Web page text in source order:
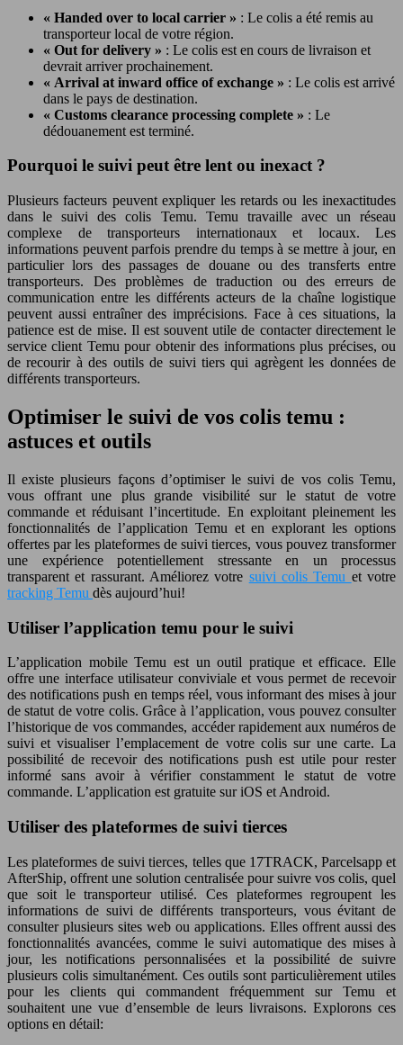
« Handed over to local carrier » : Le colis a été remis au
transporteur local de votre région.
« Out for delivery » : Le colis est en cours de livraison et
devrait arriver prochainement.
« Arrival at inward office of exchange » : Le colis est arrivé
dans le pays de destination.
« Customs clearance processing complete » : Le
dédouanement est terminé.
Pourquoi le suivi peut être lent ou inexact ?
Plusieurs facteurs peuvent expliquer les retards ou les inexactitudes
dans le suivi des colis Temu. Temu travaille avec un réseau
complexe de transporteurs internationaux et locaux. Les
informations peuvent parfois prendre du temps à se mettre à jour, en
particulier lors des passages de douane ou des transferts entre
transporteurs. Des problèmes de traduction ou des erreurs de
communication entre les différents acteurs de la chaîne logistique
peuvent aussi entraîner des imprécisions. Face à ces situations, la
patience est de mise. Il est souvent utile de contacter directement le
service client Temu pour obtenir des informations plus précises, ou
de recourir à des outils de suivi tiers qui agrègent les données de
différents transporteurs.
Optimiser le suivi de vos colis temu :
astuces et outils
Il existe plusieurs façons d’optimiser le suivi de vos colis Temu,
vous offrant une plus grande visibilité sur le statut de votre
commande et réduisant l’incertitude. En exploitant pleinement les
fonctionnalités de l’application Temu et en explorant les options
offertes par les plateformes de suivi tierces, vous pouvez transformer
une expérience potentiellement stressante en un processus
transparent et rassurant. Améliorez votre suivi colis Temu et votre
tracking Temu dès aujourd’hui!
Utiliser l’application temu pour le suivi
L’application mobile Temu est un outil pratique et efficace. Elle
offre une interface utilisateur conviviale et vous permet de recevoir
des notifications push en temps réel, vous informant des mises à jour
de statut de votre colis. Grâce à l’application, vous pouvez consulter
l’historique de vos commandes, accéder rapidement aux numéros de
suivi et visualiser l’emplacement de votre colis sur une carte. La
possibilité de recevoir des notifications push est utile pour rester
informé sans avoir à vérifier constamment le statut de votre
commande. L’application est gratuite sur iOS et Android.
Utiliser des plateformes de suivi tierces
Les plateformes de suivi tierces, telles que 17TRACK, Parcelsapp et
AfterShip, offrent une solution centralisée pour suivre vos colis, quel
que soit le transporteur utilisé. Ces plateformes regroupent les
informations de suivi de différents transporteurs, vous évitant de
consulter plusieurs sites web ou applications. Elles offrent aussi des
fonctionnalités avancées, comme le suivi automatique des mises à
jour, les notifications personnalisées et la possibilité de suivre
plusieurs colis simultanément. Ces outils sont particulièrement utiles
pour les clients qui commandent fréquemment sur Temu et
souhaitent une vue d’ensemble de leurs livraisons. Explorons ces
options en détail: